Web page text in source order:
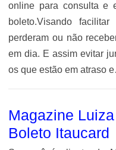
online para consulta e
boleto.Visando
perderam ou não
em dia. E assim evitar
os que estão em atraso
Magazine
Boleto Itaucard